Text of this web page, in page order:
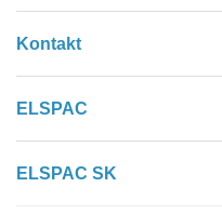
Kontakt
ELSPAC
ELSPAC SK